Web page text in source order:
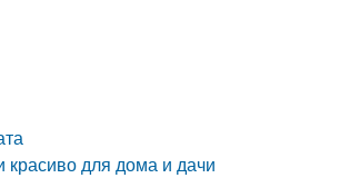
для дома и дачи